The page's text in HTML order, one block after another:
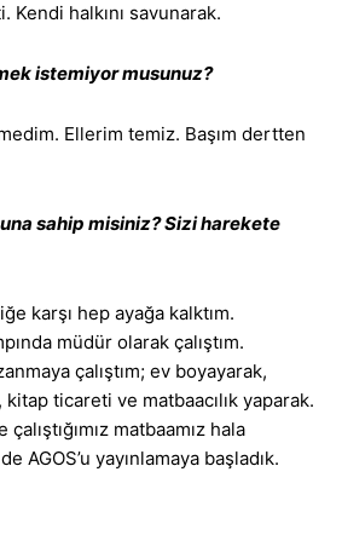
Kendi halkını savunarak.
istemiyor musunuz?
Ellerim temiz. Başım dertten
sahip misiniz? Sizi harekete
karşı hep ayağa kalktım.
müdür olarak çalıştım.
çalıştım; ev boyayarak,
kitap ticareti ve matbaacılık yaparak.
matbaamız hala
AGOS’u yayınlamaya başladık.